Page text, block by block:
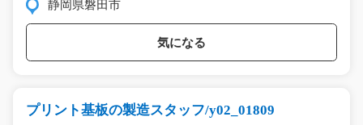
静岡県磐田市
気になる
プリント基板の製造スタッフ/y02_01809